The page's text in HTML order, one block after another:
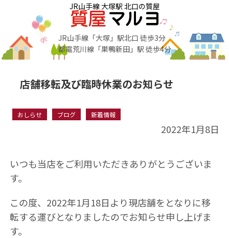
JR山手線 大塚駅 北口の質屋
JR山手線「大塚」駅北口 徒歩3分
都電荒川線「巣鴨新田」駅 徒歩4分
店舗移転及び臨時休業のお知らせ
おしらせ ブログ 新着情報
2022年1月8日
いつも当店をご利用いただきありがとうございま
す。
この度、2022年1月18日より現店舗をとなりに移
転する運びとなりましたのでお知らせ申し上げま
す。